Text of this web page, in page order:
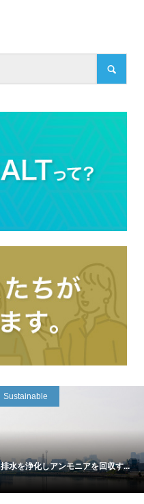
Sustainable
排水を浄化しアンモニアを回収す...